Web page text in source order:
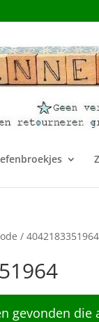
/ 4042183351964
gevonden die